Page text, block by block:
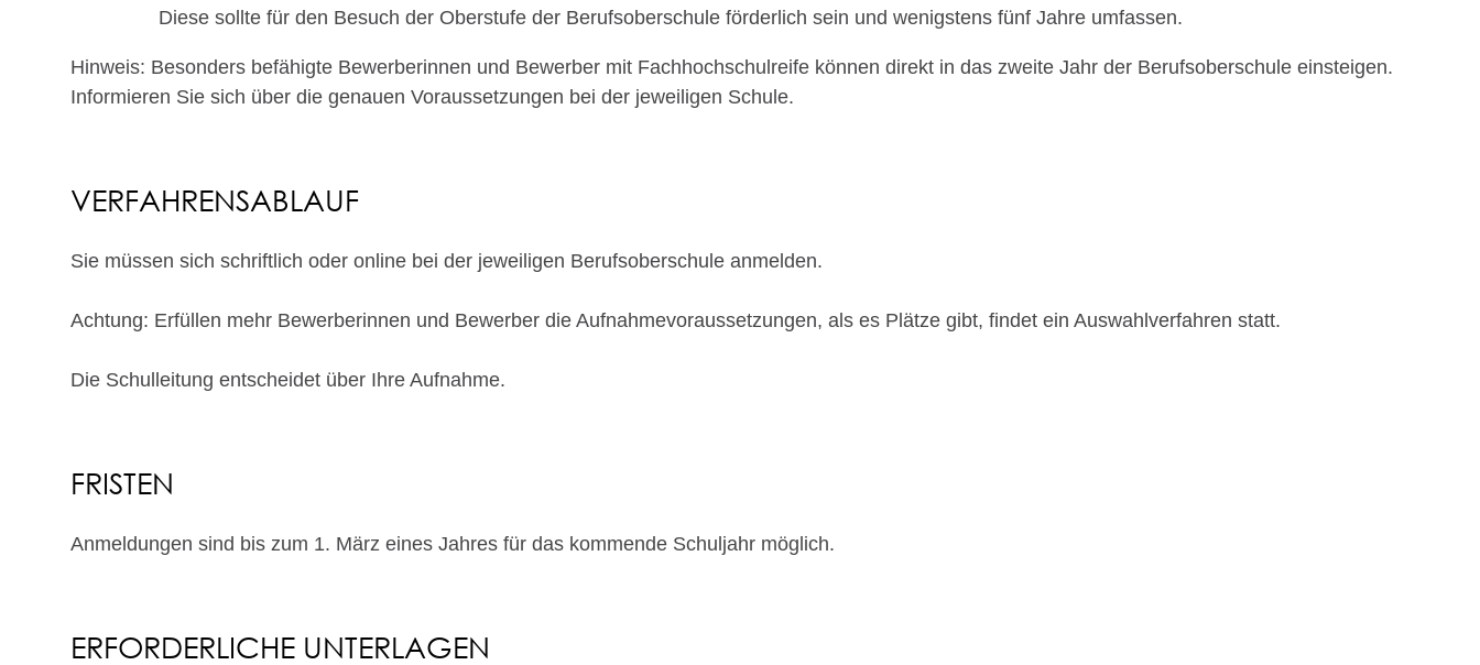
Diese sollte für den Besuch der Oberstufe der Berufsoberschule förderlich sein und wenigstens fünf Jahre umfassen.
Hinweis: Besonders befähigte Bewerberinnen und Bewerber mit Fachhochschulreife können direkt in das zweite Jahr der Berufsoberschule einsteigen.
Informieren Sie sich über die genauen Voraussetzungen bei der jeweiligen Schule.
VERFAHRENSABLAUF
Sie müssen sich schriftlich oder online bei der jeweiligen Berufsoberschule anmelden.
Achtung: Erfüllen mehr Bewerberinnen und Bewerber die Aufnahmevoraussetzungen, als es Plätze gibt, findet ein Auswahlverfahren statt.
Die Schulleitungentscheidet über Ihre Aufnahme.
FRISTEN
Anmeldungen sind bis zum 1. März eines Jahres für das kommende Schuljahr möglich.
ERFORDERLICHE UNTERLAGEN